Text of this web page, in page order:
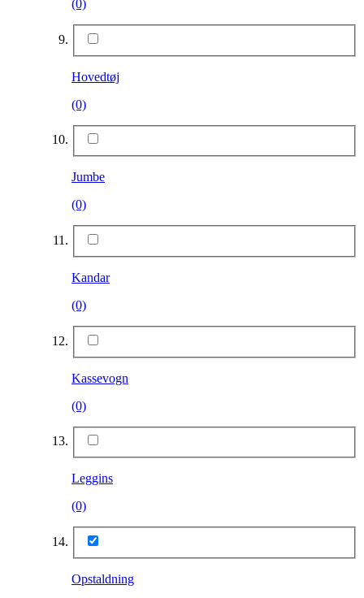
(0)
Hovedtøj
(0)
Jumbe
(0)
Kandar
(0)
Kassevogn
(0)
Leggins
(0)
Opstaldning